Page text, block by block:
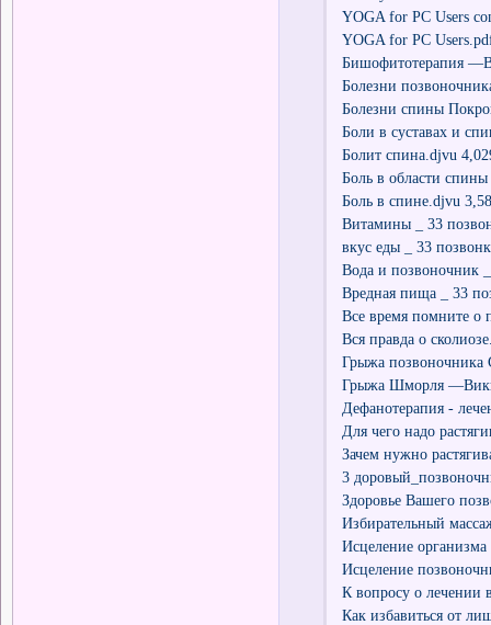
YOGA for PC Users
YOGA for PC
Бишофитотерапия
Болезни
Болезни спины
Боли в суставах и
Болит спина.djvu
Боль в области
Боль в спине.djvu
Витамины _ 33
вкус еды _ 33
Вода и позвоночник
Вредная пища _ 33
Все время помните о
Вся правда о
Грыжа позвоночника
Грыжа Шморля
Дефанотерапия -
Для чего надо
Зачем нужно
3
Здоровье Вашего
Избирательный
Исцеление
Исцеление
К вопросу о лечении
Как избавиться от